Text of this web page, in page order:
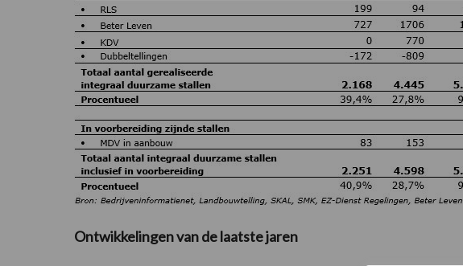
Ontwikkelingen van de laatste jaren